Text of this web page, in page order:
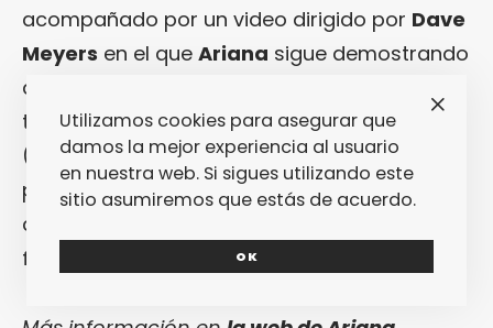
acompañado por un video dirigido por Dave
Meyers en el que Ariana sigue demostrando
que es
tremendos y con un juego de perspectivas
(ahí, abusando de los efectos especiales,
porque ella lo vale) que solo sirven para
dejar clara una cosa: la niña no nos va a
fallar con su nuevo disco. Gracias, tía.
Utilizamos cookies para asegurar que
damos la mejor experiencia al usuario
en nuestra web. Si sigues utilizando este
sitio asumiremos que estás de acuerdo.
OK